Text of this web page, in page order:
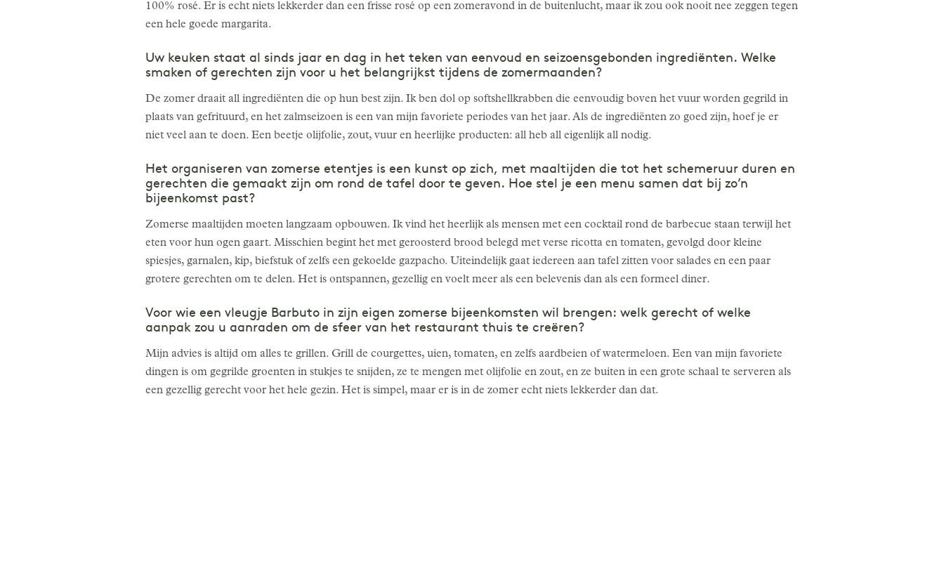
100% rosé. Er is echt niets lekkerder dan een frisse rosé op een zomeravond in de buitenlucht, maar ik zou ook nooit nee zeggen tegen
een hele goede margarita.
Uw keuken staat al sinds jaar en dag in het teken van eenvoud en seizoensgebonden ingrediënten. Welke
smaken of gerechten zijn voor u het belangrijkst tijdens de zomermaanden?
De zomer draait all ingrediënten die op hun best zijn. Ik ben dol op softshellkrabben die eenvoudig boven het vuur worden gegrild in
plaats van gefrituurd, en het zalmseizoen is een van mijn favoriete periodes van het jaar. Als de ingrediënten zo goed zijn, hoef je er
niet veel aan te doen. Een beetje olijfolie, zout, vuur en heerlijke producten: all heb all eigenlijk all nodig.
Het organiseren van zomerse etentjes is een kunst op zich, met maaltijden die tot het schemeruur duren en
gerechten die gemaakt zijn om rond de tafel door te geven. Hoe stel je een menu samen dat bij zo’n
bijeenkomst past?
Zomerse maaltijden moeten langzaam opbouwen. Ik vind het heerlijk als mensen met een cocktail rond de barbecue staan terwijl het
eten voor hun ogen gaart. Misschien begint het met geroosterd brood belegd met verse ricotta en tomaten, gevolgd door kleine
spiesjes, garnalen, kip, biefstuk of zelfs een gekoelde gazpacho. Uiteindelijk gaat iedereen aan tafel zitten voor salades en een paar
grotere gerechten om te delen. Het is ontspannen, gezellig en voelt meer als een belevenis dan als een formeel diner.
Voor wie een vleugje Barbuto in zijn eigen zomerse bijeenkomsten wil brengen: welk gerecht of welke
aanpak zou u aanraden om de sfeer van het restaurant thuis te creëren?
Mijn advies is altijd om alles te grillen. Grill de courgettes, uien, tomaten, en zelfs aardbeien of watermeloen. Een van mijn favoriete
dingen is om gegrilde groenten in stukjes te snijden, ze te mengen met olijfolie en zout, en ze buiten in een grote schaal te serveren als
een gezellig gerecht voor het hele gezin. Het is simpel, maar er is in de zomer echt niets lekkerder dan dat.